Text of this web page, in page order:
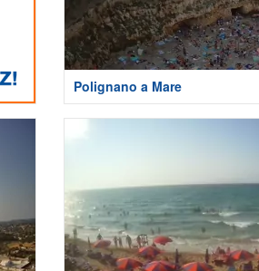
Polignano a Mare